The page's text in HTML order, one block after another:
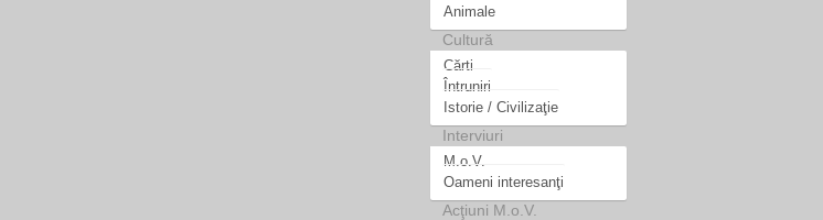
Animale
Cultură
Cărti
Întruniri
Istorie / Civilizaţie
Interviuri
M.o.V.
Oameni interesanţi
Acţiuni M.o.V.